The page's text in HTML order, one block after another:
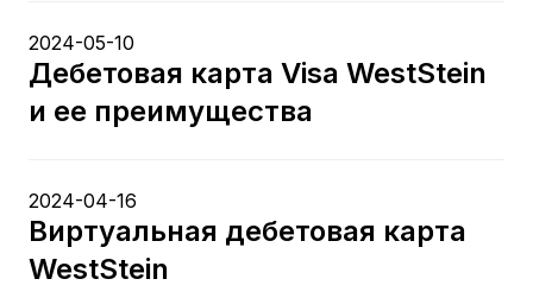
2024-05-10
Дебетовая карта Visa WestStein
и ее преимущества
2024-04-16
Виртуальная дебетовая карта
WestStein